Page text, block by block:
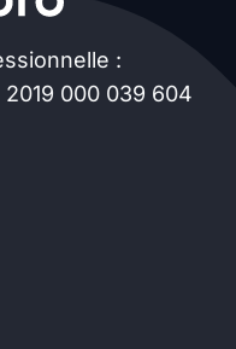
:
2019 000 039 604